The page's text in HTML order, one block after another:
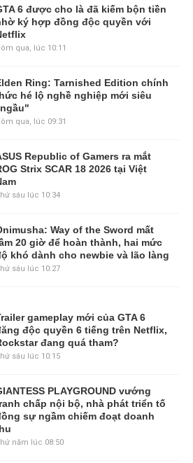
6 được cho là đã kiếm bộn tiền
ký hợp đồng độc quyền với
qua, lúc 10:11
Ring: Tarnished Edition chính
hé lộ nghề nghiệp mới siêu
qua, lúc 09:31
Republic of Gamers ra mắt
Strix SCAR 18 2026 tại Việt
sáu lúc 10:34
Way of the Sword mất
20 giờ để hoàn thành, hai mức
khó dành cho newbie và lão làng
sáu lúc 10:27
gameplay mới của GTA 6
độc quyền 6 tiếng trên Netflix,
đang quá tham?
sáu lúc 10:15
PLAYGROUND vướng
chấp nội bộ, nhà phát triển tố
sự ngầm chiếm đoạt doanh
năm lúc 08:50